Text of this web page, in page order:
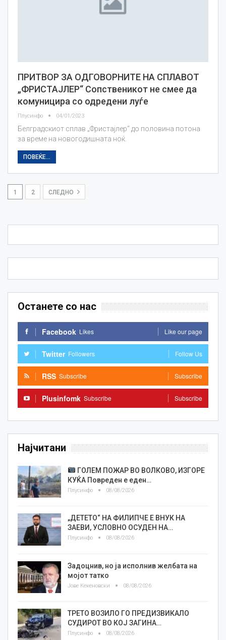
ПРИТВОР ЗА ОДГОВОРНИТЕ НА СПЛАВОТ
„ФРИСТАЈЛЕР“ Сопственикот не смее да
комуницира со одредени луѓе
Плусинфо 04/01/2023
Белградскиот сплав „Фристајлер“ до половина потона
за време на новогодишната ноќ.
ПОВЕЌЕ...
1 2 СЛЕДНО
Останете со нас
Facebook Likes Like our page
Twitter Followers Follow Us
RSS Subscribe Subscribe
Plusinfomk Subscribe Subscribe
Најчитани
ГОЛЕМ ПОЖАР ВО ВОЛКОВО, ИЗГОРЕ
КУЌА Повреден е еден…
Плусинфо 08/08/2026
„ДЕТЕТО“ НА ФИЛИПЧЕ Е ВНУК НА
ЗАЕВИ, УСЛОВНО ОСУДЕН НА…
Плусинфо 08/08/2026
Задоцнив, но ја исполнив желбата на
мојот татко
Јове Кекеновски 08/08/2026
ТРЕТО ВОЗИЛО ГО ПРЕДИЗВИКАЛО
СУДИРОТ ВО КОЈ ЗАГИНА…
Плусинфо 08/08/2026